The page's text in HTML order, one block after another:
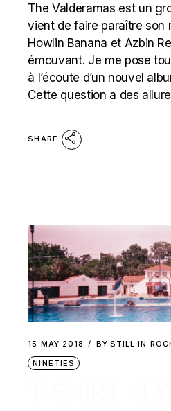
The Valderamas est un
vient de faire paraître son
Howlin Banana et Azbin
émouvant. Je me pose
à l’écoute d’un nouvel
Cette question a des
SHARE
15 MAY 2018 BY STILL IN
NINETIES